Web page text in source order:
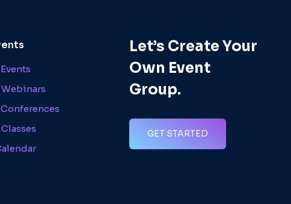
Let’s Create Your
Own Event
Group.
GET STARTED